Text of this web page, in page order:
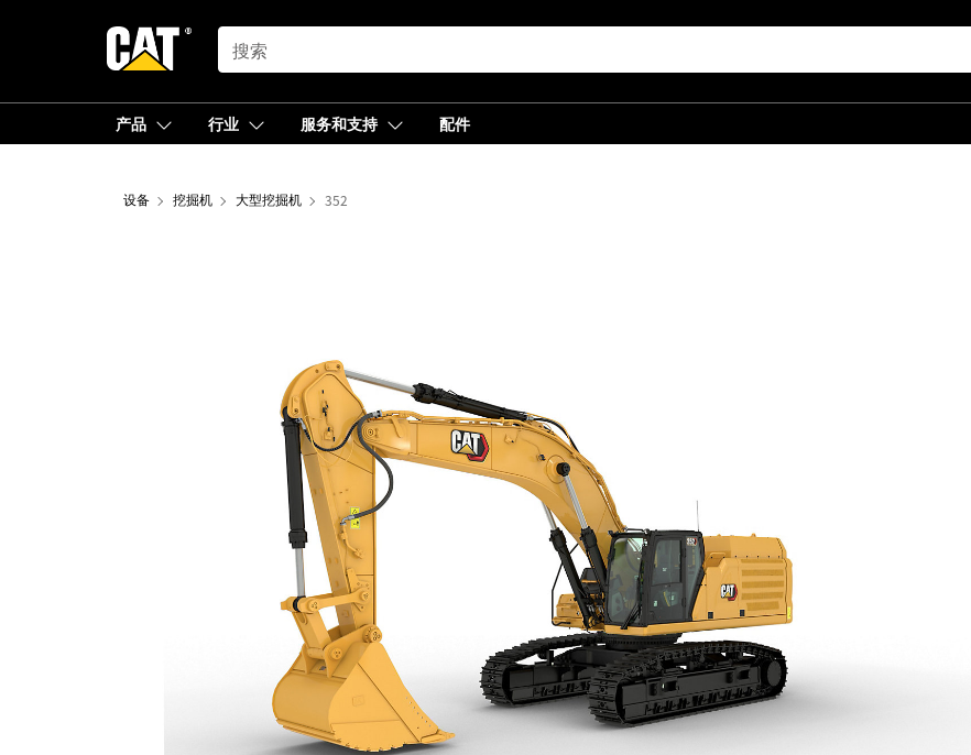
SEARCH
产品 行业 服务和支持 配件
设备 挖掘机 大型挖掘机 352